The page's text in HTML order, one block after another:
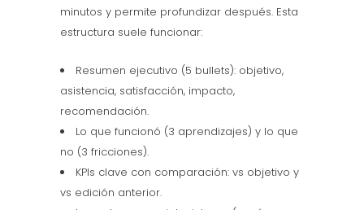
minutos y permite profundizar después. Esta
estructura suele funcionar:
Resumen ejecutivo (5 bullets): objetivo,
asistencia, satisfacción, impacto,
recomendación.
Lo que funcionó (3 aprendizajes) y lo que
no (3 fricciones).
KPIs clave con comparación: vs objetivo y
vs edición anterior.